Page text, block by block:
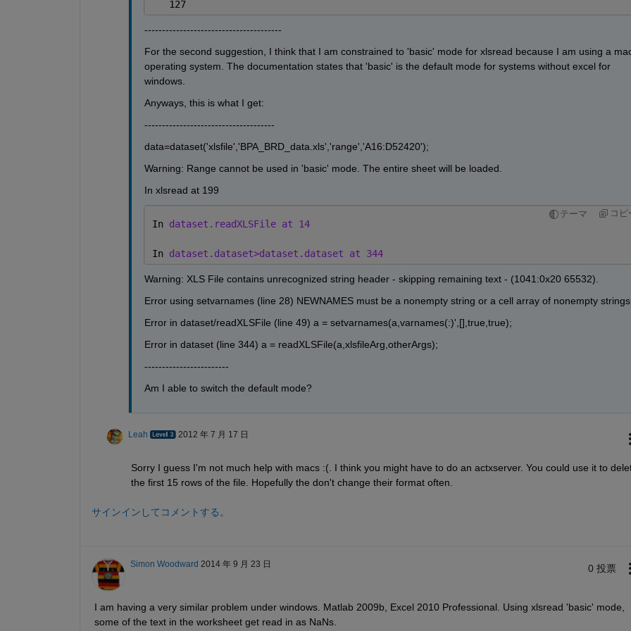
   127
---------------------------------------
For the second suggestion, I think that I am constrained to 'basic' mode for xlsread because I am using a
operating system. The documentation states that 'basic' is the default mode for systems without excel for
windows.
Anyways, this is what I get:
-------------------------------------
data=dataset('xlsfile','BPA_BRD_data.xls','range','A16:D52420');
Warning: Range cannot be used in 'basic' mode. The entire sheet will be loaded.
In xlsread at 199
テーマ コピ
In dataset.readXLSFile at 14
In dataset.dataset>dataset.dataset at 344
Warning: XLS File contains unrecognized string header - skipping remaining text - (1041:0x20 65532).
Error using setvarnames (line 28) NEWNAMES must be a nonempty string or a cell array of nonempty
Error in dataset/readXLSFile (line 49) a = setvarnames(a,varnames(:)',[],true,true);
Error in dataset (line 344) a = readXLSFile(a,xlsfileArg,otherArgs);
------------------------
Am I able to switch the default mode?
Leah 2012 年 7 月 17 日
Sorry I guess I'm not much help with macs :(. I think you might have to do an actxserver. You could use it to
the first 15 rows of the file. Hopefully the don't change their format often.
サインインしてコメントする。
Simon Woodward 2014 年 9 月 23 日 0 投票
I am having a very similar problem under windows. Matlab 2009b, Excel 2010 Professional. Using xlsread 'basic' mode,
some of the text in the worksheet get read in as NaNs.